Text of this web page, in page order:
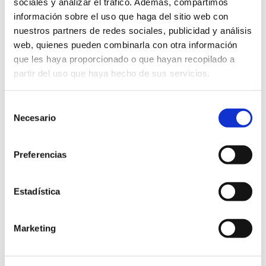
información sobre el uso que haga del sitio web con
nuestros partners de redes sociales, publicidad y análisis
web, quienes pueden combinarla con otra información
que les haya proporcionado o que hayan recopilado a
partir del uso que haya hecho de sus servicios.
Necesario
Preferencias
Estadística
Marketing
Lantegi Batuak
aniversario. En cuatro décadas, más de
centros...